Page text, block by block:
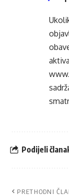
Podijeli
PRETHODNI